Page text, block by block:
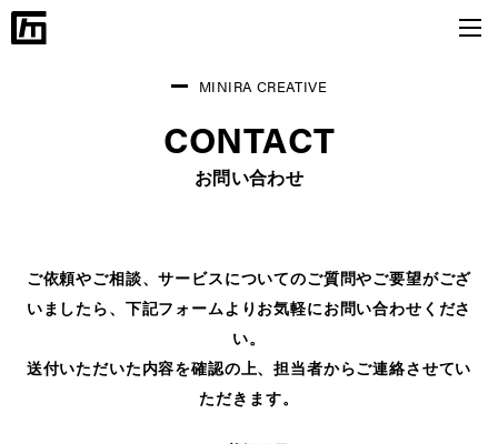
MINIRA CREATIVE
CONTACT
お問い合わせ
ご依頼やご相談、サービスについてのご質問やご要望がござ
いましたら、下記フォームよりお気軽にお問い合わせくださ
い。
送付いただいた内容を確認の上、担当者からご連絡させてい
ただきます。